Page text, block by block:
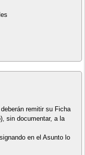
remitir su Ficha
sin documentar, a la
en el Asunto lo